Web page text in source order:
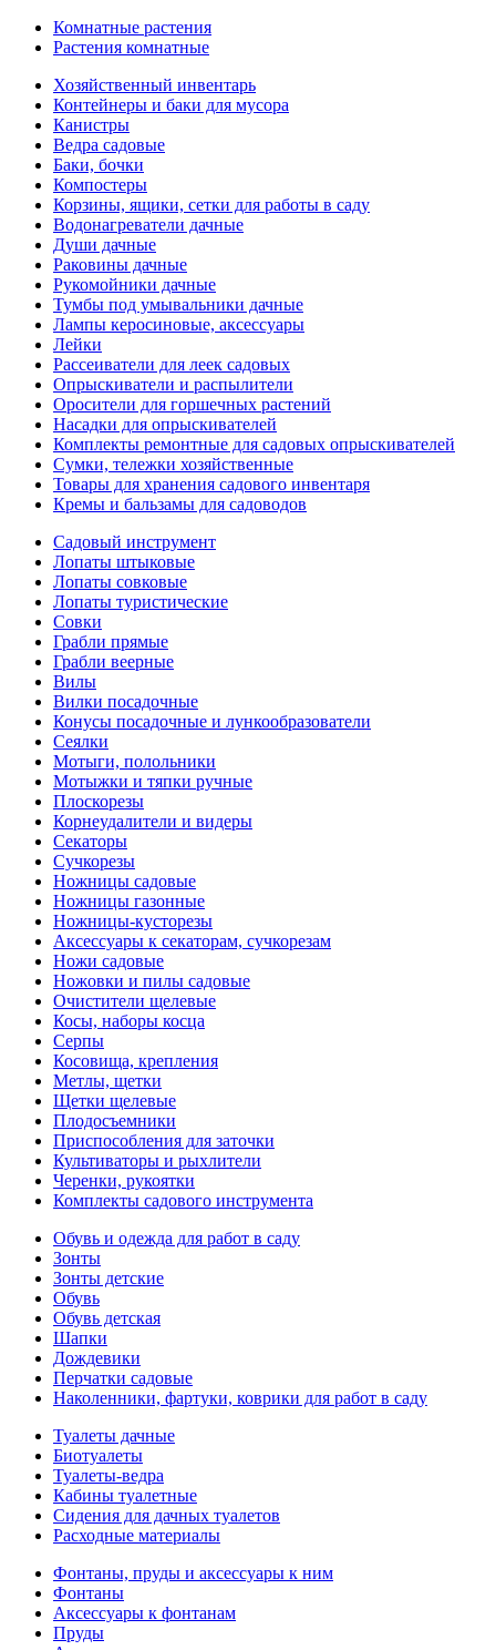
Комнатные растения
Растения комнатные
Хозяйственный инвентарь
Контейнеры и баки для мусора
Канистры
Ведра садовые
Баки, бочки
Компостеры
Корзины, ящики, сетки для работы в саду
Водонагреватели дачные
Души дачные
Раковины дачные
Рукомойники дачные
Тумбы под умывальники дачные
Лампы керосиновые, аксессуары
Лейки
Рассеиватели для леек садовых
Опрыскиватели и распылители
Оросители для горшечных растений
Насадки для опрыскивателей
Комплекты ремонтные для садовых опрыскивателей
Сумки, тележки хозяйственные
Товары для хранения садового инвентаря
Кремы и бальзамы для садоводов
Садовый инструмент
Лопаты штыковые
Лопаты совковые
Лопаты туристические
Совки
Грабли прямые
Грабли веерные
Вилы
Вилки посадочные
Конусы посадочные и лункообразователи
Сеялки
Мотыги, полольники
Мотыжки и тяпки ручные
Плоскорезы
Корнеудалители и видеры
Секаторы
Сучкорезы
Ножницы садовые
Ножницы газонные
Ножницы-кусторезы
Аксессуары к секаторам, сучкорезам
Ножи садовые
Ножовки и пилы садовые
Очистители щелевые
Косы, наборы косца
Серпы
Косовища, крепления
Метлы, щетки
Щетки щелевые
Плодосъемники
Приспособления для заточки
Культиваторы и рыхлители
Черенки, рукоятки
Комплекты садового инструмента
Обувь и одежда для работ в саду
Зонты
Зонты детские
Обувь
Обувь детская
Шапки
Дождевики
Перчатки садовые
Наколенники, фартуки, коврики для работ в саду
Туалеты дачные
Биотуалеты
Туалеты-ведра
Кабины туалетные
Сидения для дачных туалетов
Расходные материалы
Фонтаны, пруды и аксессуары к ним
Фонтаны
Аксессуары к фонтанам
Пруды